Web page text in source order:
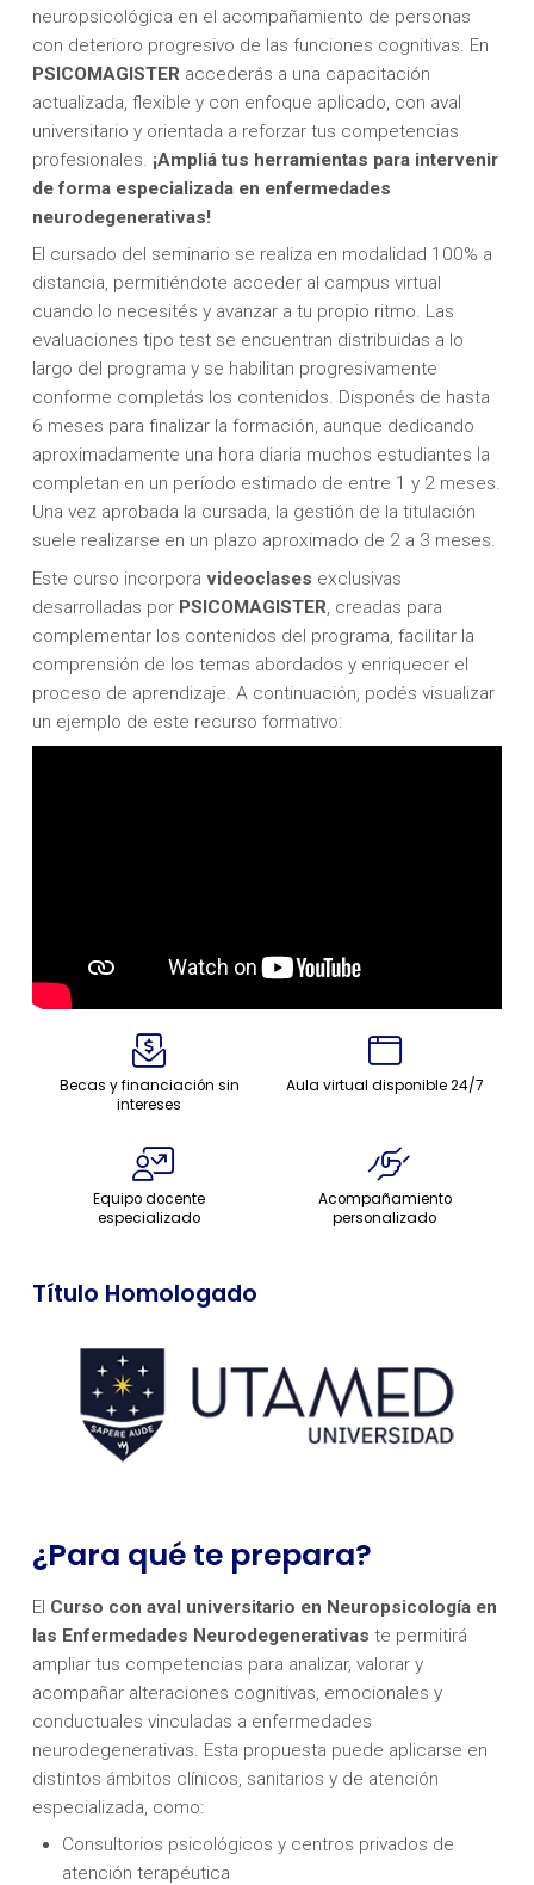
neuropsicológica en el acompañamiento de personas
con deterioro progresivo de las funciones cognitivas. En
PSICOMAGISTER accederás a una capacitación
actualizada, flexible y con enfoque aplicado, con aval
universitario y orientada a reforzar tus competencias
profesionales. ¡Ampliá tus herramientas para intervenir
de forma especializada en enfermedades
neurodegenerativas!
El cursado del seminario se realiza en modalidad 100% a
distancia, permitiéndote acceder al campus virtual
cuando lo necesités y avanzar a tu propio ritmo. Las
evaluaciones tipo test se encuentran distribuidas a lo
largo del programa y se habilitan progresivamente
conforme completás los contenidos. Disponés de hasta
6 meses para finalizar la formación, aunque dedicando
aproximadamente una hora diaria muchos estudiantes la
completan en un período estimado de entre 1 y 2 meses.
Una vez aprobada la cursada, la gestión de la titulación
suele realizarse en un plazo aproximado de 2 a 3 meses.
Este curso incorpora videoclases exclusivas
desarrolladas porPSICOMAGISTER, creadas para
complementar los contenidos del programa, facilitar la
comprensión de los temas abordados y enriquecer el
proceso de aprendizaje. A continuación, podés visualizar
un ejemplo de este recurso formativo:
Becas y financiación sin
intereses
Aula virtual disponible 24/7
Equipo docente
especializado
Acompañamiento
personalizado
Título Homologado
¿Para qué te prepara?
El Curso con aval universitario en Neuropsicología en
las Enfermedades Neurodegenerativas te permitirá
ampliar tus competencias para analizar, valorar y
acompañar alteraciones cognitivas, emocionales y
conductuales vinculadas a enfermedades
neurodegenerativas. Esta propuesta puede aplicarse en
distintos ámbitos clínicos, sanitarios y de atención
especializada, como:
Consultorios psicológicos y centros privados de
atención terapéutica